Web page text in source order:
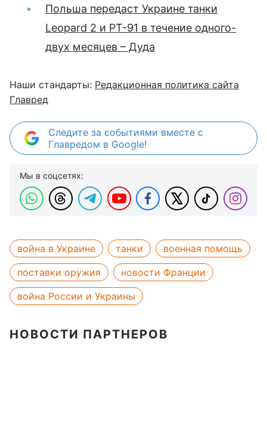
Польша передаст Украине танки
Leopard 2 и PT-91 в течение одного-
двух месяцев – Дуда
Наши стандарты: Редакционная политика сайта
Главред
Следите за событиями вместе с
Главредом в Google!
Мы в соцсетях:
война в Украине танки
военная помощь
поставки оружия
новости Франции
война России и Украины
НОВОСТИ ПАРТНЕРОВ